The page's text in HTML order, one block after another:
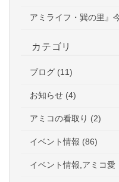
アミライフ・巽の里』
カテゴリ
ブログ (11)
お知らせ (4)
アミコの看取り (2)
イベント情報 (86)
イベント情報,アミコ愛